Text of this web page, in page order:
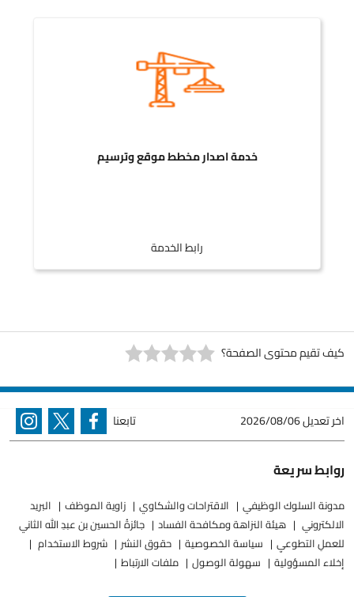
خدمة اصدار مخطط موقع وترسيم
رابط الخدمة
كيف تقيم محتوى الصفحة؟
اخر تعديل2026/08/06 تابعنا
روابط سريعة
مدونة السلوك الوظيفي الاقتراحات والشكاوي زاوية الموظف
البريد
الالكتروني
هيئة النزاهة ومكافحة الفساد
جائزةُ الحسين بن عبدِ الله الثاني
للعملِ التطوعيِ
سياسة الخصوصية حقوق النشر
شروط الاستخدام
إخلاء المسؤولية
سهولة الوصول ملفات الارتباط